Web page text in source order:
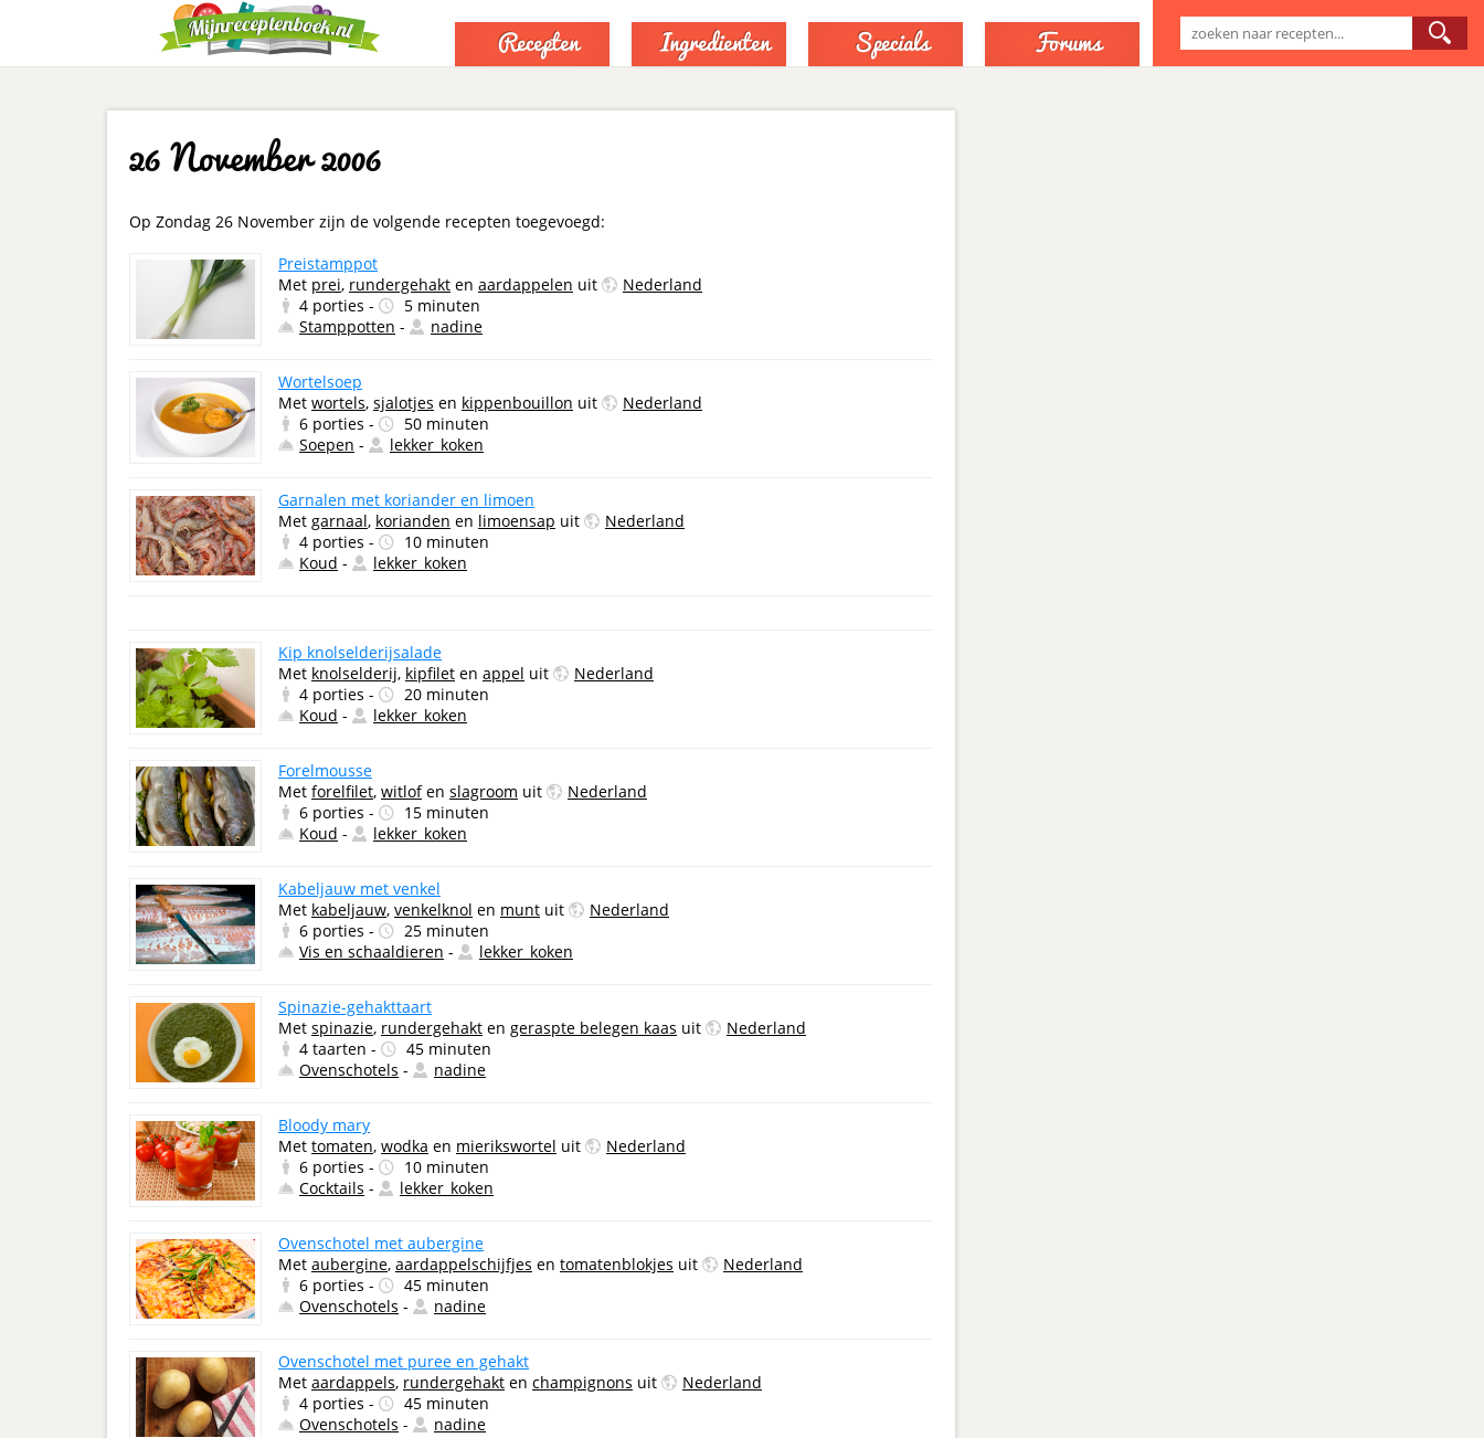
Recepten Ingredienten Specials Forums
26 November 2006
Op Zondag 26 November zijn de volgende recepten toegevoegd:
Preistamppot
Met prei, rundergehakt en aardappelen uit
Nederland
4 porties -
5 minuten
Stamppotten - nadine
Wortelsoep
Met wortels, sjalotjes en kippenbouillon uit
Nederland
6 porties -
50 minuten
Soepen - lekker_koken
Garnalen met koriander en limoen
Met garnaal, korianden en limoensap uit
Nederland
4 porties -
10 minuten
Koud - lekker_koken
Kip knolselderijsalade
Met knolselderij, kipfilet en appel uit
Nederland
4 porties -
20 minuten
Koud - lekker_koken
Forelmousse
Met forelfilet, witlofen slagroom uit
Nederland
6 porties -
15 minuten
Koud - lekker_koken
Kabeljauw met venkel
Met kabeljauw, venkelknol en munt uit
Nederland
6 porties -
25 minuten
Vis en schaaldieren - lekker_koken
Spinazie-gehakttaart
Met spinazie, rundergehakt en geraspte belegen kaas uit
Nederland
4 taarten -
45 minuten
Ovenschotels - nadine
Bloody mary
Met tomaten, wodka en mierikswortel uit
Nederland
6 porties -
10 minuten
Cocktails - lekker_koken
Ovenschotel met aubergine
Met aubergine, aardappelschijfjes en tomatenblokjes uit
Nederland
6 porties -
45 minuten
Ovenschotels - nadine
Ovenschotel met puree en gehakt
Met aardappels, rundergehakt en champignons uit
Nederland
4 porties -
45 minuten
Ovenschotels - nadine